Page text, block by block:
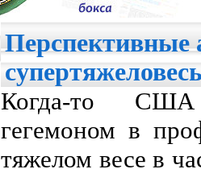
Перспективные
Когда-то
гегемоном в
тяжелом весе в